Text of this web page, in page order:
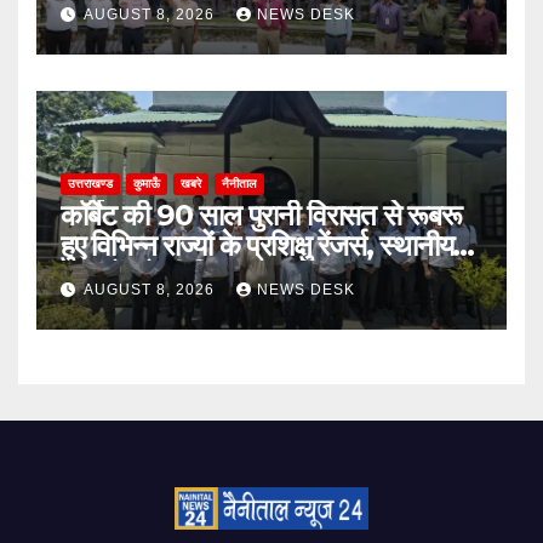
AUGUST 8, 2026 NEWS DESK
उत्तराखण्ड कुमाऊँ खबरे नैनीताल
कॉर्बेट की 90 साल पुरानी विरासत से रूबरू
हुए विभिन्न राज्यों के प्रशिक्षु रेंजर्स, स्थानीय
उत्पादों को भी दिया बढ़ावा
AUGUST 8, 2026 NEWS DESK